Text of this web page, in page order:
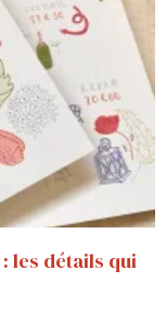
les détails qui